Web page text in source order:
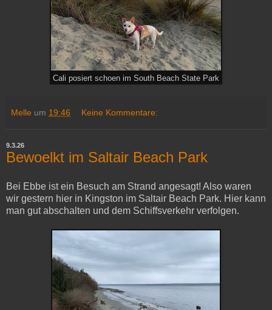
Cali posiert schoen im South Beach State Park
Melle um 19:46 Keine Kommentare:
9.3.26
Bewoelkt im Saltair Beach Park
Bei Ebbe ist ein Besuch am Strand angesagt! Also waren
wir gestern hier in Kingston im Saltair Beach Park. Hier kann
man gut abschalten und dem Schiffsverkehr verfolgen.